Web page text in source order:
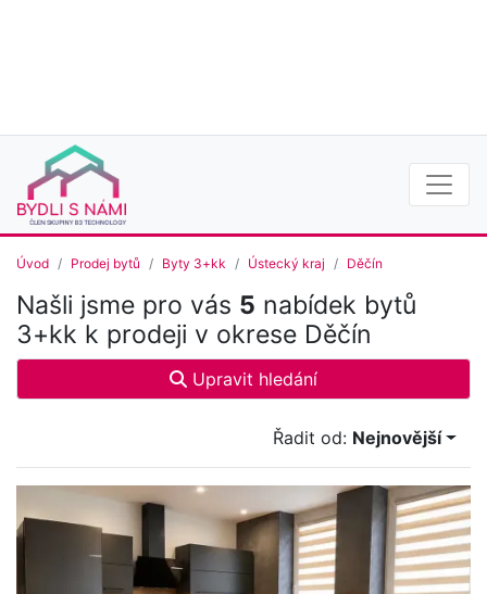
Úvod Prodej bytů Byty 3+kk Ústecký kraj Děčín
Našli jsme pro vás 5 nabídek bytů
3+kk k prodeji v okrese Děčín
Upravit hledání
Řadit od: Nejnovější